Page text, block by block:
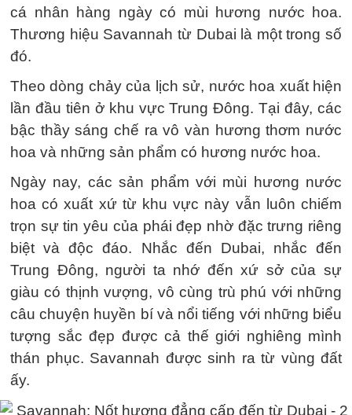
cá nhân hàng ngày có mùi hương nước hoa.
Thương hiệu Savannah từ Dubai là một trong số
đó.
Theo dòng chảy của lịch sử, nước hoa xuất hiện
lần đầu tiên ở khu vực Trung Đông. Tại đây, các
bậc thầy sáng chế ra vô vàn hương thơm nước
hoa và những sản phẩm có hương nước hoa.
Ngày nay, các sản phẩm với mùi hương nước
hoa có xuất xứ từ khu vực này vẫn luôn chiếm
trọn sự tin yêu của phái đẹp nhờ đặc trưng riêng
biệt và độc đáo. Nhắc đến Dubai, nhắc đến
Trung Đông, người ta nhớ đến xứ sở của sự
giàu có thịnh vượng, vô cùng trù phú với những
câu chuyện huyền bí và nổi tiếng với những biểu
tượng sắc đẹp được cả thế giới nghiêng mình
thán phục. Savannah được sinh ra từ vùng đất
ấy.